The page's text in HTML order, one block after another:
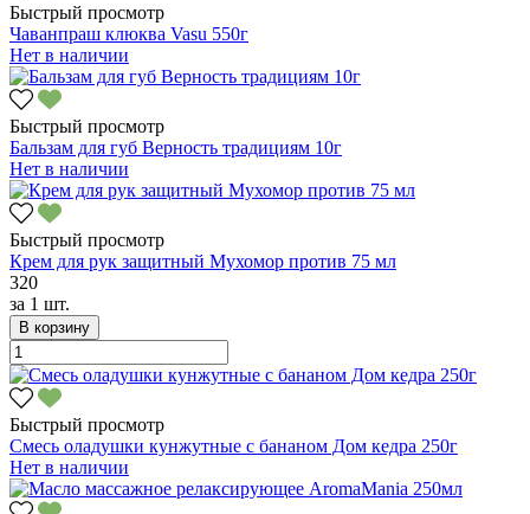
Быстрый просмотр
Чаванпраш клюква Vasu 550г
Нет в наличии
Быстрый просмотр
Бальзам для губ Верность традициям 10г
Нет в наличии
Быстрый просмотр
Крем для рук защитный Мухомор против 75 мл
320
за 1 шт.
В корзину
Быстрый просмотр
Смесь оладушки кунжутные с бананом Дом кедра 250г
Нет в наличии